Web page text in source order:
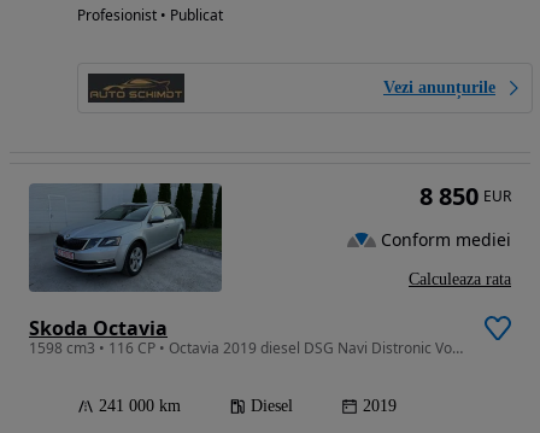
Profesionist • Publicat
Vezi anunțurile
Skoda Octavia
1598 cm3 • 116 CP • Octavia 2019 diesel DSG Navi Distronic Vopsea originală, Impecabilă
241 000 km Diesel 2019
8 850 EUR
Conform mediei
Calculeaza rata